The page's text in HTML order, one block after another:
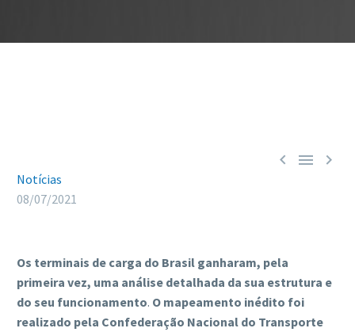
  
Notícias
08/07/2021
Os terminais de carga do Brasil ganharam, pela
primeira vez, uma análise detalhada da sua estrutura e
do seu funcionamento. O mapeamento inédito foi
realizado pela Confederação Nacional do Transporte